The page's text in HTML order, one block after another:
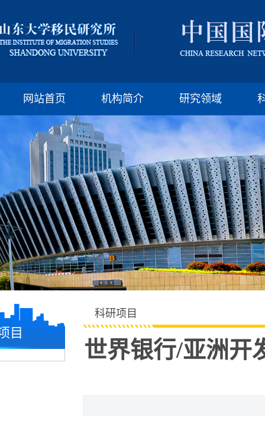
网站首页 机构简介 研究领域
目
科研项目
世界银行/亚洲开
版权所有：山东
邮编:250100 电话